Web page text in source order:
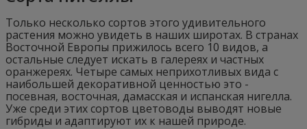
Только несколько сортов этого удивительного
растения можно увидеть в наших широтах. В странах
Восточной Европы прижилось всего 10 видов, а
остальные следует искать в галереях и частных
оранжереях. Четыре самых неприхотливых вида с
наибольшей декоративной ценностью это -
посевная, восточная, дамасская и испанская нигелла.
Уже среди этих сортов цветоводы выводят новые
гибриды и адаптируют их к нашей природе.